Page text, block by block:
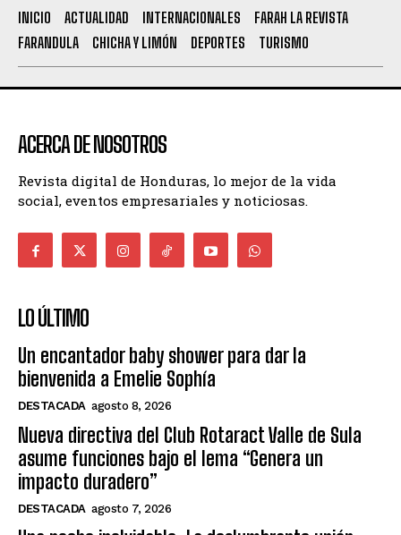
INICIO ACTUALIDAD INTERNACIONALES
FARAH LA REVISTA
FARANDULA
CHICHA Y LIMÓN DEPORTES TURISMO
ACERCA DE NOSOTROS
Revista digital de Honduras, lo mejor de la vida
social, eventos empresariales y noticiosas.
LO ÚLTIMO
Un encantador baby shower para dar la
bienvenida a Emelie Sophía
DESTACADA agosto 8, 2026
Nueva directiva del Club Rotaract Valle de Sula
asume funciones bajo el lema “Genera un
impacto duradero”
DESTACADA agosto 7, 2026